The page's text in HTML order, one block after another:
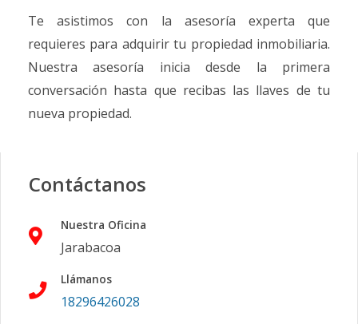
Te asistimos con la asesoría experta que
requieres para adquirir tu propiedad inmobiliaria.
Nuestra asesoría inicia desde la primera
conversación hasta que recibas las llaves de tu
nueva propiedad.
Contáctanos
Nuestra Oficina
Jarabacoa
Llámanos
18296426028